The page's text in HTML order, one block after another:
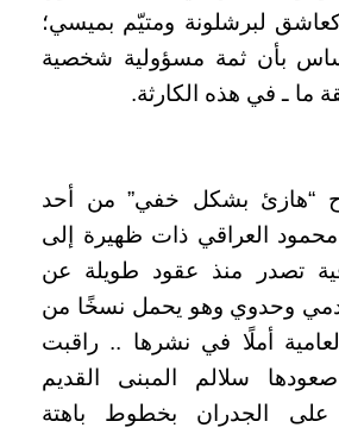
كعاشق لبرشلونة ومتيّم بميسي؛
بأن ثمة مسؤولية شخصية
ما ـ في هذه الكارثة.
“هازئ بشكل خفي” من أحد
محمود العراقي ذات ظهيرة إلى
تصدر منذ عقود طويلة عن
وحدوي وهو يحمل نسخًا من
أملًا في نشرها .. راقبت
سلالم المبنى القديم
على الجدران بخطوط باهتة